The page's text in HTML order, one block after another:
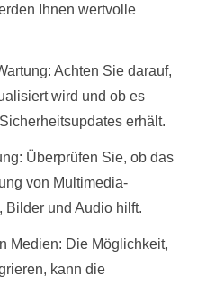
Ihnen wertvolle
Achten Sie darauf,
wird und ob es
erhält.
Überprüfen Sie, ob das
von Multimedia-
Bilder und Audio hilft.
Medien: Die Möglichkeit,
kann die